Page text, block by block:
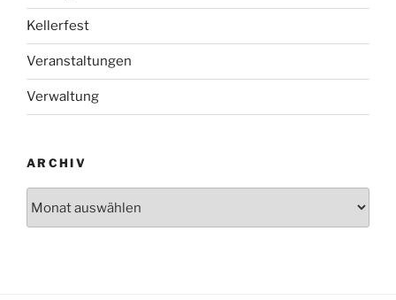
Kellerfest
Veranstaltungen
Verwaltung
ARCHIV